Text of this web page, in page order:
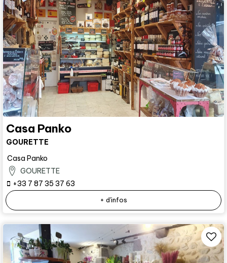
Casa Panko
GOURETTE
Casa Panko
GOURETTE
+33 7 87 35 37 63
+ d'infos